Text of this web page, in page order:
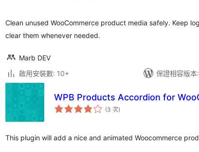
Clean unused WooCommerce product media safely. Keep
clear them whenever needed.
Marb DEV
啟用安裝數: 10+
保證相容版
WPB Products Accordion for
(3 次評
分)
This plugin will add a nice and animated Woocommerce